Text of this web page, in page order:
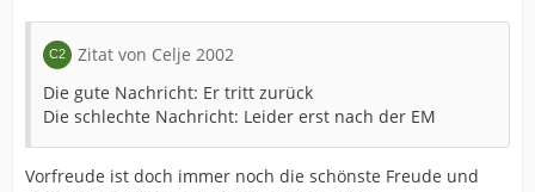
Zitat von Celje 2002
Die gute Nachricht: Er tritt zurück
Die schlechte Nachricht: Leider erst nach der EM
Vorfreude ist doch immer noch die schönste Freude und